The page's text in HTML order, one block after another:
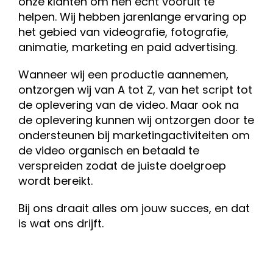
helpen. Wij hebben jarenlange ervaring op
het gebied van videografie, fotografie,
animatie, marketing en paid advertising.
Wanneer wij een productie aannemen,
ontzorgen wij van A tot Z, van het script tot
de oplevering van de video. Maar ook na
de oplevering kunnen wij ontzorgen door te
ondersteunen bij marketingactiviteiten om
de video organisch en betaald te
verspreiden zodat de juiste doelgroep
wordt bereikt.
Bij ons draait alles om jouw succes, en dat
is wat ons drijft.